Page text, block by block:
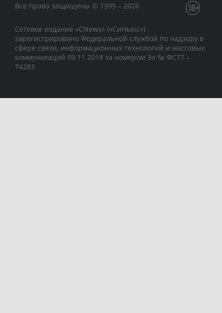
Все права защищены © 1995 – 2026
Сетевое издание «CNews» («СиНьюс»)
зарегистрировано Федеральной службой по надзору в
сфере связи, информационных технологий и массовых
коммуникаций 09.11.2018 за номером Эл № ФС77 –
74283